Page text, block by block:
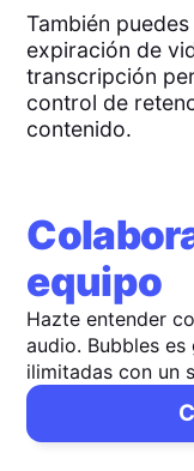
También
expiración de
transcripción
control de
contenido.
equipo
Hazte entender
audio. Bubbles
ilimitadas con un